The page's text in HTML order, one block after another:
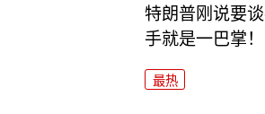
特朗普刚说要
手就是一巴掌！
最热